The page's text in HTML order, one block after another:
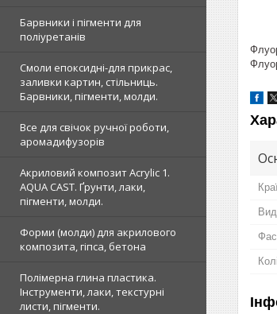
Барвники і пігменти для
поліуретанів
Смоли епоксидні-для прикрас,
заливки картин, стільниць.
Барвники, пігменти, молди.
Все для свічок ручної роботи,
аромадифузорів
Акриловий композит Acrylic 1.
AQUA CAST. Ґрунти, лаки,
пігменти, молди.
Форми (молди) для акрилового
композита, гіпса, бетона
Полімерна глина пластика.
Інструменти, лаки, текстурні
листи, пігменти.